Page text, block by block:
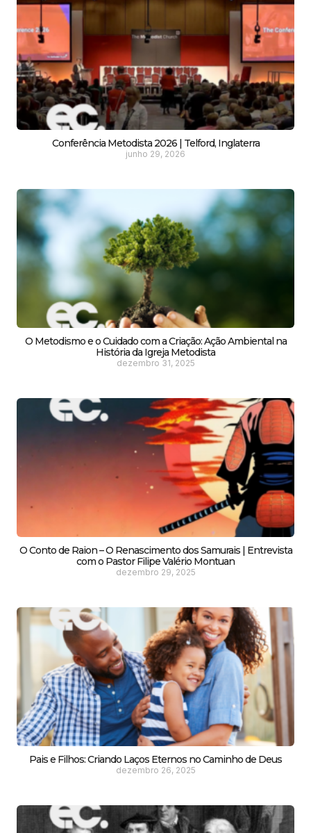
Conferência Metodista 2026 | Telford, Inglaterra
junho 29, 2026
O Metodismo e o Cuidado com a Criação: Ação Ambiental na
História da Igreja Metodista
dezembro 31, 2025
O Conto de Raion – O Renascimento dos Samurais | Entrevista
com o Pastor Filipe Valério Montuan
dezembro 29, 2025
Pais e Filhos: Criando Laços Eternos no Caminho de Deus
dezembro 26, 2025